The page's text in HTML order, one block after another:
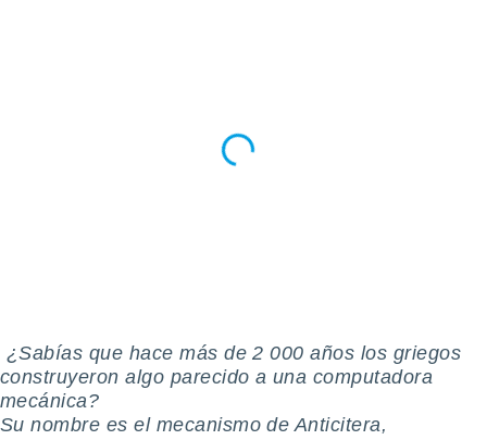
traten tus
en
interés
a lo que
Para
️ ¿Sabías que hace más de 2 000 años los griegos
construyeron algo parecido a una computadora
mecánica?
Su nombre es el mecanismo de Anticitera,